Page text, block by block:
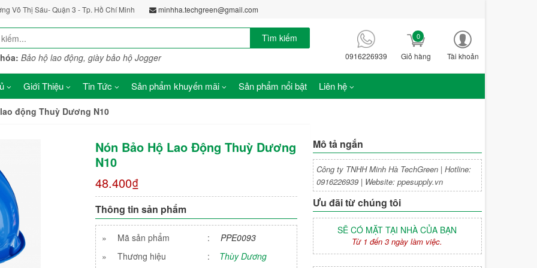
Võ Thị Sáu- Quận 3 - Tp. Hồ Chí Minh minhha.techgreen@gmail.com
Tìm kiếm
Bảo hộ lao động, giày bảo hộ Jogger 0916226939 Giỏ hàng
0
Tài khoản
Giới Thiệu Tin Tức Sản phẩm khuyến mãi Sản phẩm nổi bật Liên hệ
động Thuỳ Dương N10
Nón Bảo Hộ Lao Động Thuỳ Dương
N10
48.400₫
Thông tin sản phẩm
» Mã sản phẩm :
PPE0093
»
Thương hiệu : Thùy Dương
Mô tả ngắn
Công ty TNHH Minh Hà TechGreen | Hotline:
0916226939 | Website: ppesupply.vn
Ưu đãi từ chúng tôi
SẼ CÓ MẶT TẠI NHÀ CỦA BẠN
Từ 1 đến 3 ngày làm việc.